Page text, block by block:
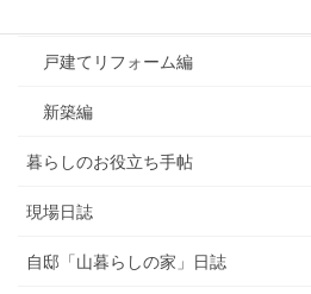
戸建てリフォーム編
新築編
暮らしのお役立ち手帖
現場日誌
自邸「山暮らしの家」日誌